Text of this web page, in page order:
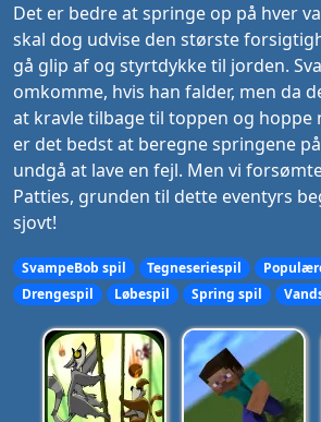
Det er bedre at springe op på hver
skal dog udvise den største
gå glip af og styrtdykke til jorden.
omkomme, hvis han falder, men da
at kravle tilbage til toppen og hoppe
er det bedst at beregne springene
undgå at lave en fejl. Men vi
Patties, grunden til dette eventyrs
sjovt!
SvampeBob spil Tegneseriespil
Drengespil
Løbespil Spring spil